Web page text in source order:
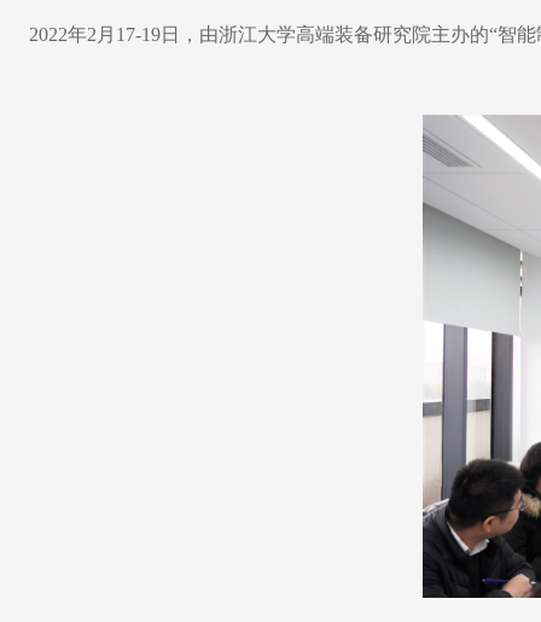
2022年2月17-19日，由浙江大学高端装备研究院主办的“智